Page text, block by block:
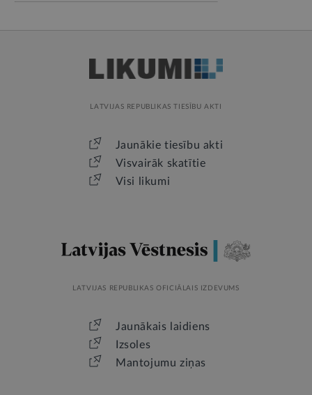
LATVIJAS REPUBLIKAS TIESĪBU AKTI
Jaunākie tiesību akti
Visvairāk skatītie
Visi likumi
LATVIJAS REPUBLIKAS OFICIĀLAIS IZDEVUMS
Jaunākais laidiens
Izsoles
Mantojumu ziņas